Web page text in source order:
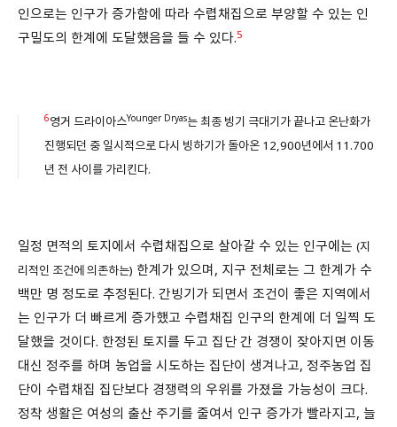
인으로는 인구가 증가함에 따라 수렵채집으로 부양할 수 있는 인
구밀도의 한계에 도달했음을 들 수 있다.5
6영거 드라이아스Younger Dryas는 최종 빙기 극대기가 끝나고 온난화가
진행되던 중 일시적으로 다시 빙하기가 돌아온 12,900년에서 11.700
년 전 사이를 가리킨다.
일정 면적의 토지에서 수렵채집으로 살아갈 수 있는 인구에는 (지
리적인 조건에 의존하는) 한계가 있으며, 지구 전체로는 그 한계가 수
백만 명 정도로 추정된다. 간빙기가 되면서 조건이 좋은 지역에서
는 인구가 더 빠르게 증가했고 수렵채집 인구의 한계에 더 일찍 도
달했을 것이다. 한정된 토지를 두고 집단 간 경쟁이 잦아지면 이동
대신 정주를 하며 농업을 시도하는 집단이 생겨나고, 정주농업 집
단이 수렵채집 집단보다 경쟁력의 우위를 가졌을 가능성이 크다.
정착 생활은 여성의 출산 주기를 줄여서 인구 증가가 빨라지고, 늘